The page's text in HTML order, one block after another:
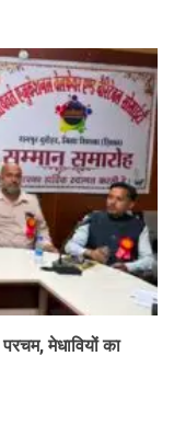
मेधावियों का